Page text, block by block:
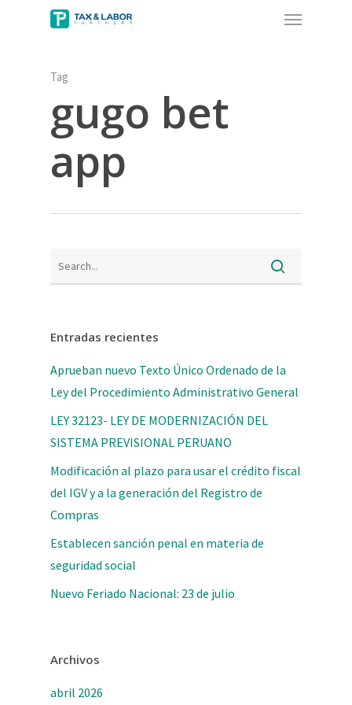
Menu
Tag
gugo bet
app
Entradas recientes
Aprueban nuevo Texto Único Ordenado de la
Ley del Procedimiento Administrativo General
LEY 32123- LEY DE MODERNIZACIÓN DEL
SISTEMA PREVISIONAL PERUANO
Modificación al plazo para usar el crédito fiscal
del IGV y a la generación del Registro de
Compras
Establecen sanción penal en materia de
seguridad social
Nuevo Feriado Nacional: 23 de julio
Archivos
abril 2026